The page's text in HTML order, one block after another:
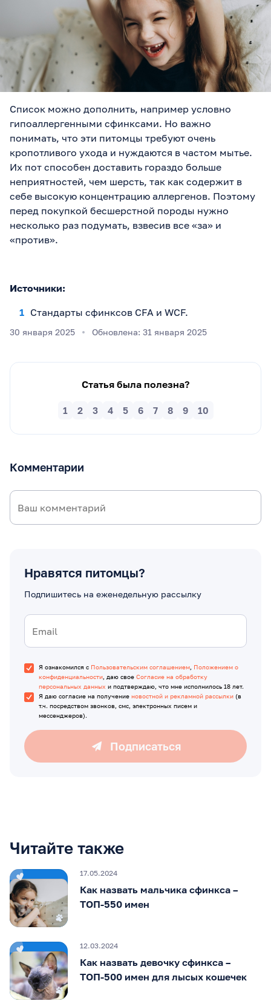
Список можно дополнить, например условно
гипоаллергенными сфинксами. Но важно
понимать, что эти питомцы требуют очень
кропотливого ухода и нуждаются в частом мытье.
Их пот способен доставить гораздо больше
неприятностей, чем шерсть, так как содержит в
себе высокую концентрацию аллергенов. Поэтому
перед покупкой бесшерстной породы нужно
несколько раз подумать, взвесив все «за» и
«против».
Источники:
Стандарты сфинксов CFA и WCF.
30 января 2025 Обновлена: 31 января 2025
Статья была полезна?
10
9
8
7
6
5
4
3
2
1
Комментарии
Нравятся питомцы?
Подпишитесь на еженедельную рассылку
Я ознакомился с Пользовательским соглашением, Положением о
конфиденциальности, даю свое Согласие на обработку
персональных данных и подтверждаю, что мне исполнилось 18 лет.
Я даю согласие на получение новостной и рекламной рассылки (в
т.ч. посредством звонков, смс, электронных писем и
мессенджеров).
Подписаться
Читайте также
17.05.2024
Как назвать мальчика сфинкса –
ТОП-550 имен
12.03.2024
Как назвать девочку сфинкса –
ТОП-500 имен для лысых кошечек